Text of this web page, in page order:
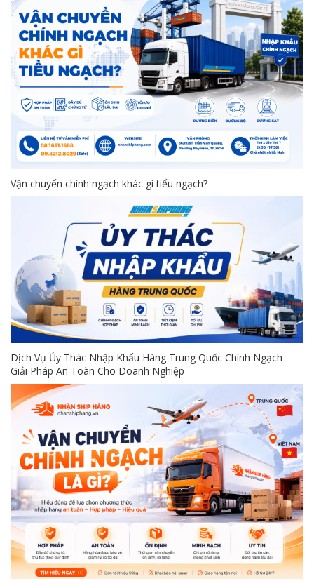
Vận chuyển chính ngạch khác gì tiểu ngạch?
Dịch Vụ Ủy Thác Nhập Khẩu Hàng Trung Quốc Chính Ngạch –
Giải Pháp An Toàn Cho Doanh Nghiệp